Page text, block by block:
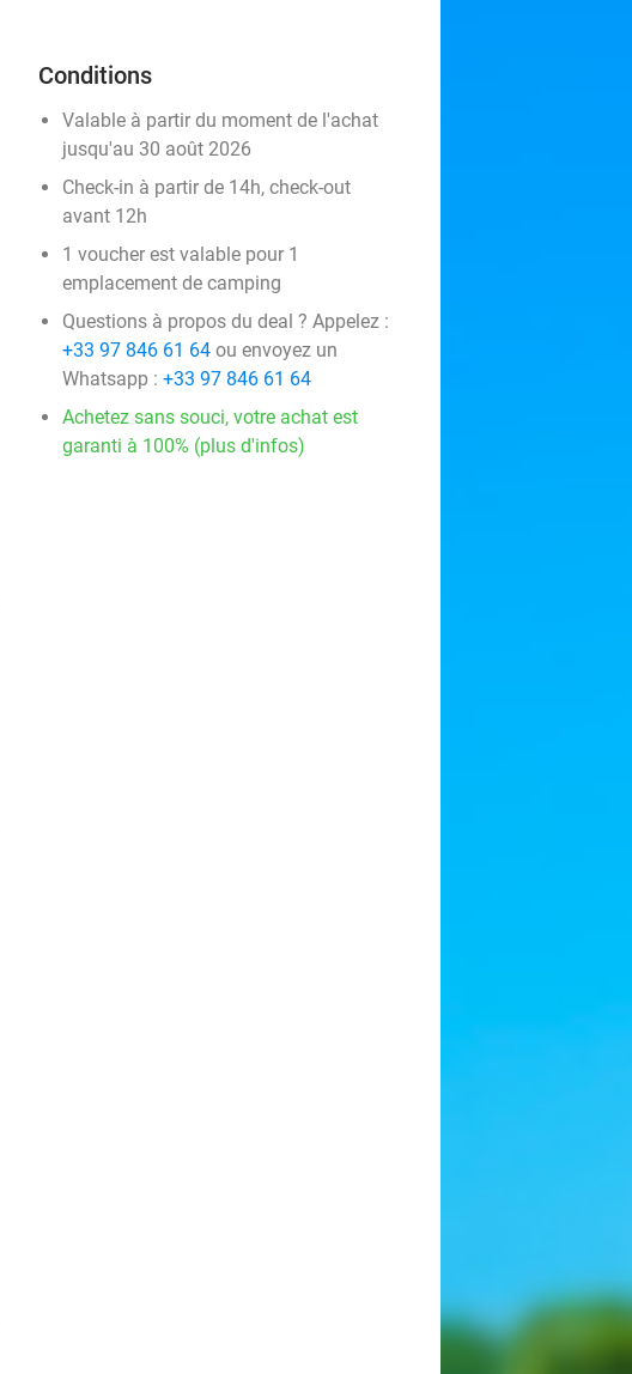
Conditions
Valable à partir du moment de l'achat
jusqu'au 30 août 2026
Check-in à partir de 14h, check-out
avant 12h
1 voucher est valable pour 1
emplacement de camping
Questions à propos du deal ? Appelez :
+33 97 846 61 64 ou envoyez un
Whatsapp : +33 97 846 61 64
Achetez sans souci, votre achat est
garanti à 100% (plus d'infos)